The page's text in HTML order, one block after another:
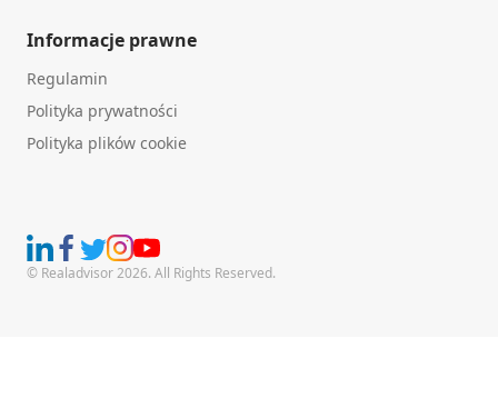
Informacje prawne
Regulamin
Polityka prywatności
Polityka plików cookie
© Realadvisor 2026. All Rights Reserved.